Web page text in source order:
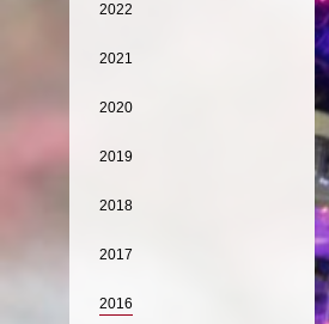
2022
2021
2020
2019
2018
2017
2016